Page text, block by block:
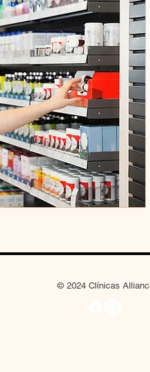
© 2024 Clínicas